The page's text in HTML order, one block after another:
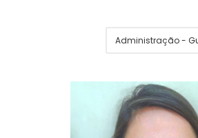
Administração -